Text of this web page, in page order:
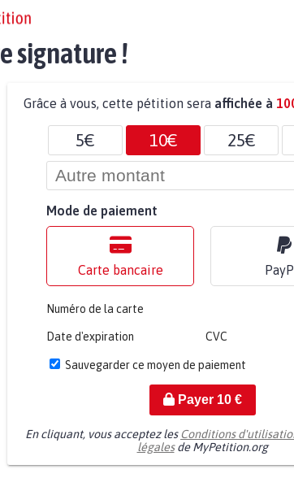
signature !
Grâce à vous, cette pétition sera affichée à
5€ 10€ 25€
Mode de paiement
Carte bancaire
Numéro de la carte
Date d'expiration CVC
Sauvegarder ce moyen de paiement
Payer 10€
En cliquant, vous acceptez les Conditions
légalesde MyPetition.org